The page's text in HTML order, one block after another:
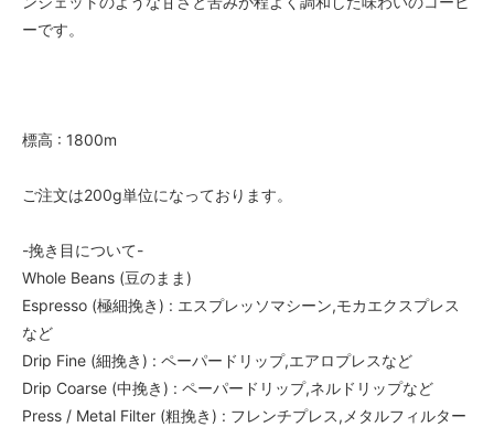
ーです。
標高 : 1800m
ご注文は200g単位になっております。
-挽き目について-
Whole Beans (豆のまま)
Espresso (極細挽き) : エスプレッソマシーン,モカエクスプレス
など
Drip Fine (細挽き) : ペーパードリップ,エアロプレスなど
Drip Coarse (中挽き) : ペーパードリップ,ネルドリップなど
Press / Metal Filter (粗挽き) : フレンチプレス,メタルフィルター